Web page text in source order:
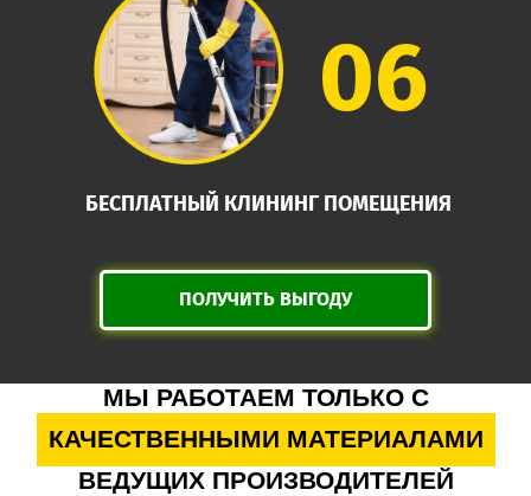
БЕСПЛАТНЫЙ КЛИНИНГ ПОМЕЩЕНИЯ
06
ПОЛУЧИТЬ ВЫГОДУ
МЫ РАБОТАЕМ ТОЛЬКО С
КАЧЕСТВЕННЫМИ МАТЕРИАЛАМИ
ВЕДУЩИХ ПРОИЗВОДИТЕЛЕЙ